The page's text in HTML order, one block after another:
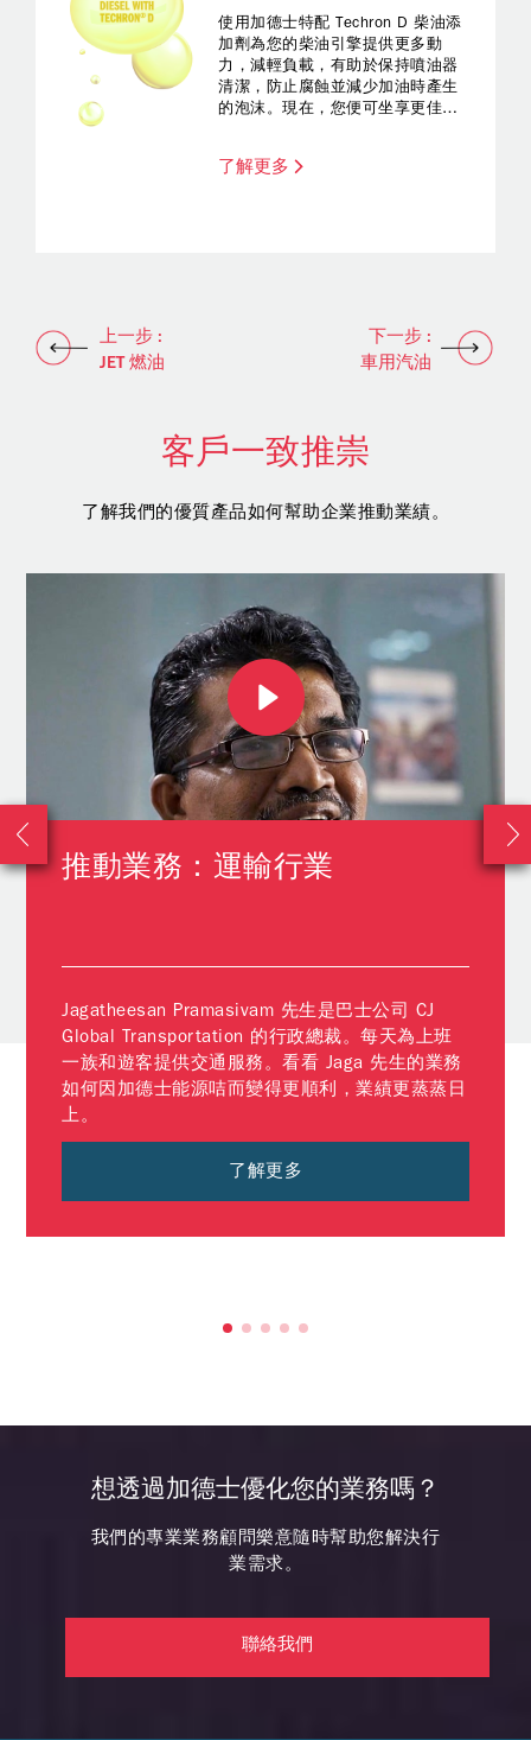
使用加德士特配 Techron D 柴油添
加劑為您的柴油引擎提供更多動
力，減輕負載，有助於保持噴油器
清潔，防止腐蝕並減少加油時產生
的泡沫。現在，您便可坐享更佳的
了解更多
上一步 :
JET 燃油
下一步 :
車用汽油
客戶一致推崇
了解我們的優質產品如何幫助企業推動業績。
推動業務：運輸行業
Jagatheesan Pramasivam 先生是巴士公司 CJ
Global Transportation 的行政總裁。每天為上班
一族和遊客提供交通服務。看看 Jaga 先生的業務
如何因加德士能源咭而變得更順利，業績更蒸蒸日
上。
了解更多
想透過加德士優化您的業務嗎？
我們的專業業務顧問樂意隨時幫助您解決行
業需求。
聯絡我們